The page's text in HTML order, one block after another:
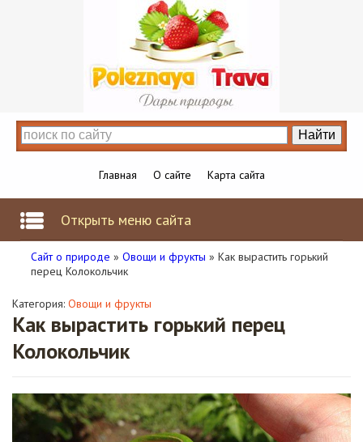
Главная О сайте Карта сайта
Открыть меню сайта
Сайт о природе » Овощи и фрукты » Как вырастить горький
перец Колокольчик
Категория: Овощи и фрукты
Как вырастить горький перец
Колокольчик